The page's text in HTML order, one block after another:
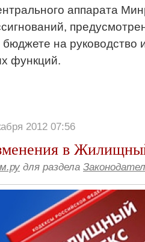
аппарата
на руководство
функций.
2012 07:56
в
для раздела